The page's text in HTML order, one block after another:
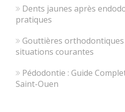
Dents jaunes après
pratiques
Gouttières
situations courantes
Pédodontie : Guide
Saint-Ouen